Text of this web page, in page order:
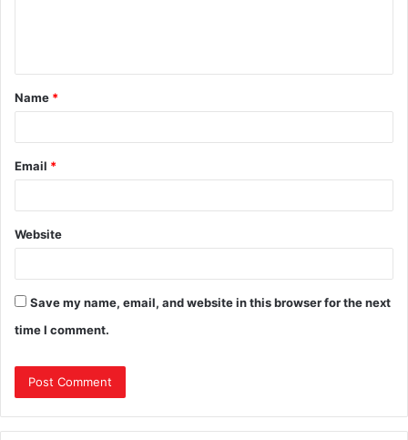
Name *
Email *
Website
Save my name, email, and website in this browser for the next
time I comment.